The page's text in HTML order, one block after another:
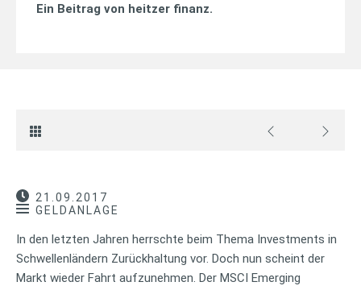
Ein Beitrag von heitzer finanz.
21.09.2017
GELDANLAGE
In den letzten Jahren herrschte beim Thema Investments in
Schwellenländern Zurückhaltung vor. Doch nun scheint der
Markt wieder Fahrt aufzunehmen. Der MSCI Emerging